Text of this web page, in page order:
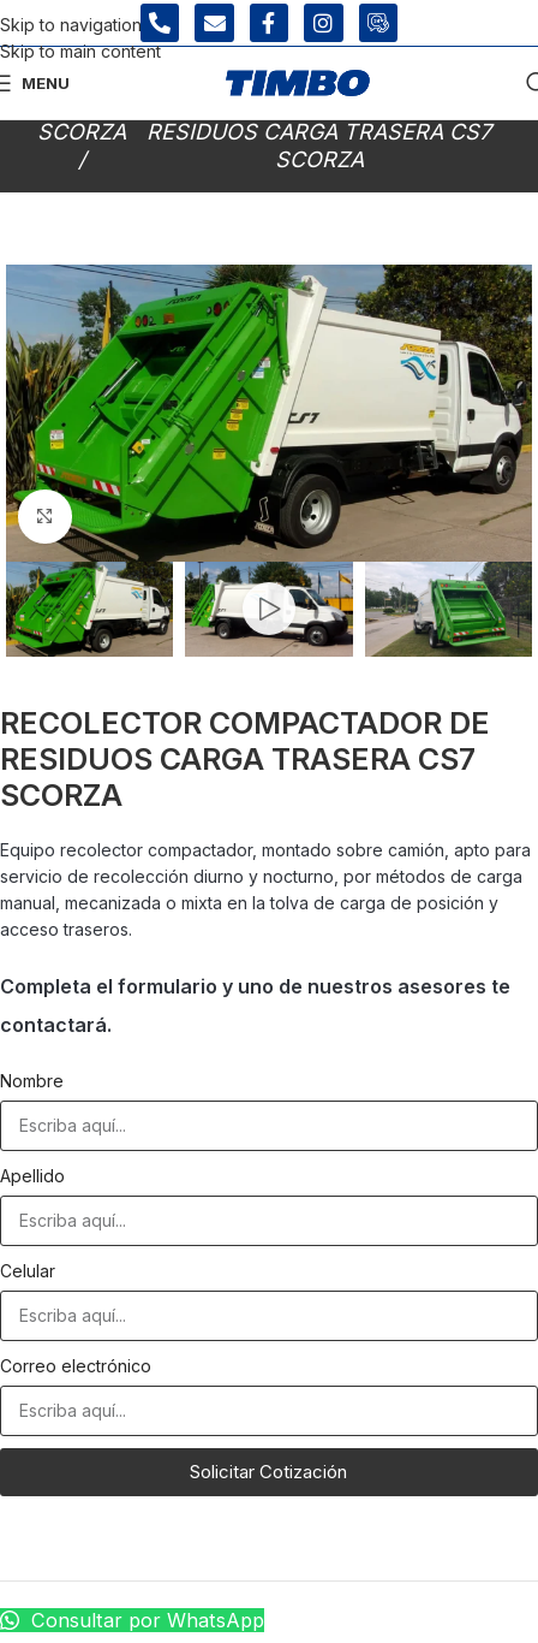
Skip to navigation
Skip to main content
MENU
SCORZA
/
RECOLECTOR COMPACTADOR DE
RESIDUOS CARGA TRASERA CS7
SCORZA
Click para agrandar
RECOLECTOR COMPACTADOR DE
RESIDUOS CARGA TRASERA CS7
SCORZA
Equipo recolector compactador, montado sobre camión, apto para
servicio de recolección diurno y nocturno, por métodos de carga
manual, mecanizada o mixta en la tolva de carga de posición y
acceso traseros.
Completa el formulario y uno de nuestros asesores te
contactará.
Nombre
Apellido
Celular
Correo electrónico
Solicitar Cotización
Consultar por WhatsApp